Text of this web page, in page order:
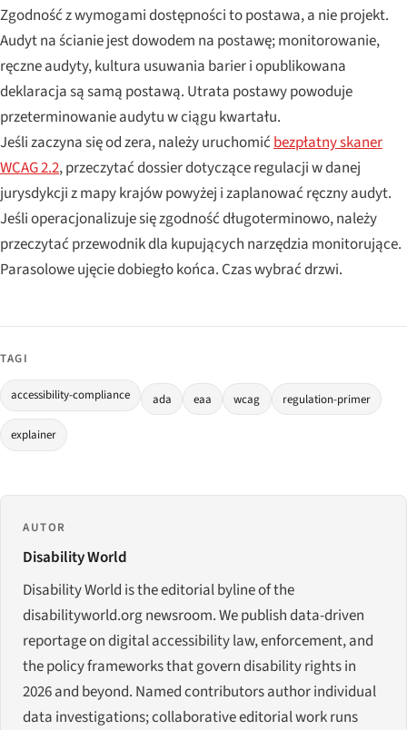
Zgodność z wymogami dostępności to postawa, a nie projekt.
Audyt na ścianie jest dowodem na postawę; monitorowanie,
ręczne audyty, kultura usuwania barier i opublikowana
deklaracja są samą postawą. Utrata postawy powoduje
przeterminowanie audytu w ciągu kwartału.
Jeśli zaczyna się od zera, należy uruchomić bezpłatny skaner
WCAG 2.2, przeczytać dossier dotyczące regulacji w danej
jurysdykcji z mapy krajów powyżej i zaplanować ręczny audyt.
Jeśli operacjonalizuje się zgodność długoterminowo, należy
przeczytać przewodnik dla kupujących narzędzia monitorujące.
Parasolowe ujęcie dobiegło końca. Czas wybrać drzwi.
TAGI
accessibility-compliance ada eaa wcag regulation-primer
explainer
AUTOR
Disability World
Disability World is the editorial byline of the
disabilityworld.org newsroom. We publish data-driven
reportage on digital accessibility law, enforcement, and
the policy frameworks that govern disability rights in
2026 and beyond. Named contributors author individual
data investigations; collaborative editorial work runs